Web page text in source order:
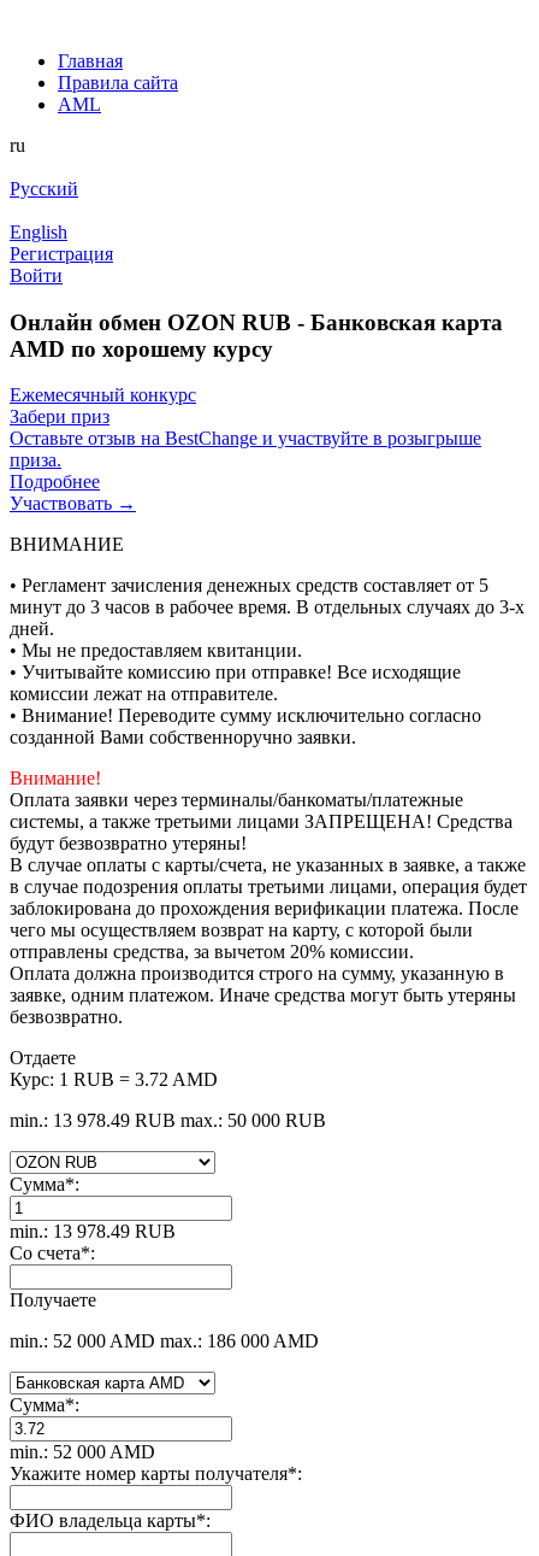
Главная
Правила сайта
AML
ru
Русский
English
Регистрация
Войти
Онлайн обмен OZON RUB - Банковская карта
AMD по хорошему курсу
Ежемесячный конкурс
Забери приз
Оставьте отзыв на BestChange и участвуйте в розыгрыше
приза.
Подробнее
Участвовать →
ВНИМАНИЕ
• Регламент зачисления денежных средств составляет от 5
минут до 3 часов в рабочее время. В отдельных случаях до 3-х
дней.
• Мы не предоставляем квитанции.
• Учитывайте комиссию при отправке! Все исходящие
комиссии лежат на отправителе.
• Внимание! Переводите сумму исключительно согласно
созданной Вами собственноручно заявки.
Внимание!
Оплата заявки через терминалы/банкоматы/платежные
системы, а также третьими лицами ЗАПРЕЩЕНА! Средства
будут безвозвратно утеряны!
В случае оплаты с карты/счета, не указанных в заявке, а также
в случае подозрения оплаты третьими лицами, операция будет
заблокирована до прохождения верификации платежа. После
чего мы осуществляем возврат на карту, с которой были
отправлены средства, за вычетом 20% комиссии.
Оплата должна производится строго на сумму, указанную в
заявке, одним платежом. Иначе средства могут быть утеряны
безвозвратно.
Отдаете
Курс: 1 RUB = 3.72 AMD
min.: 13 978.49 RUB max.: 50 000 RUB
Сумма*:
min.: 13 978.49 RUB
Со счета*:
Получаете
min.: 52 000 AMD max.: 186 000 AMD
Сумма*:
min.: 52 000 AMD
Укажите номер карты получателя*:
ФИО владельца карты*: